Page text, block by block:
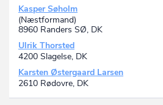
Kasper Søholm
(Næstformand)
8960 Randers SØ, DK
Ulrik Thorsted
4200 Slagelse, DK
Karsten Østergaard Larsen
2610 Rødovre, DK